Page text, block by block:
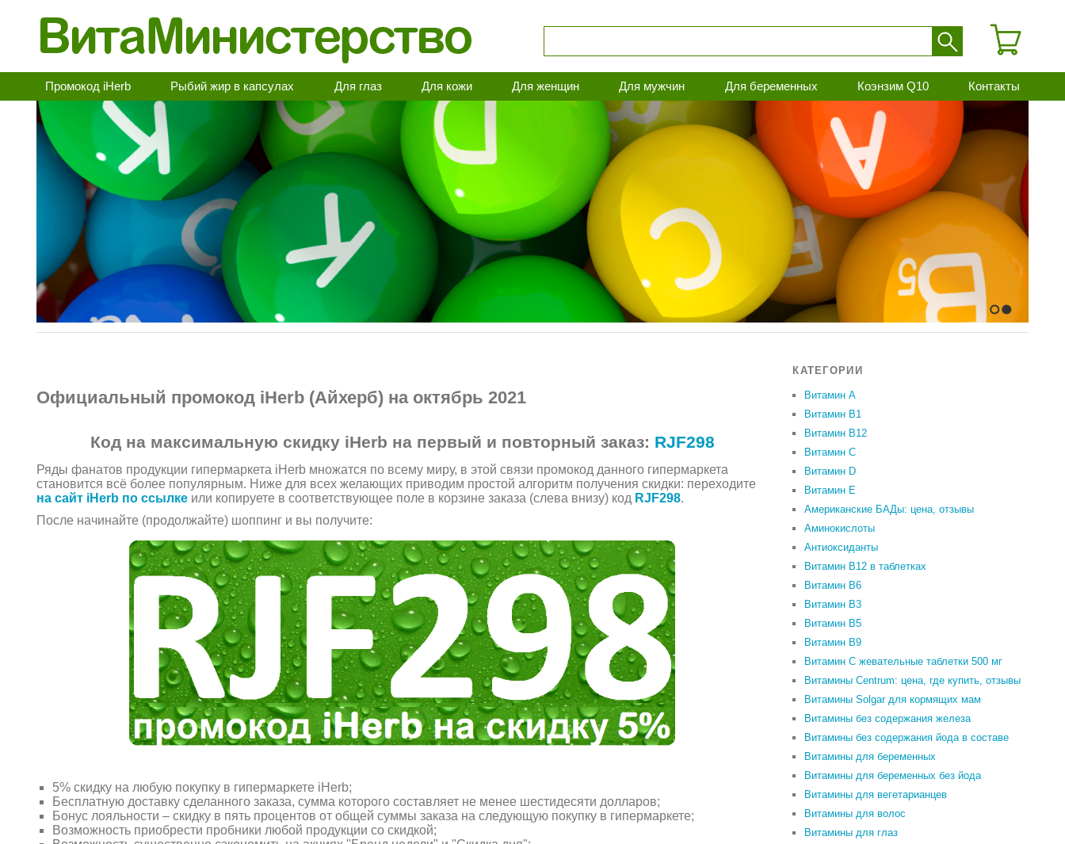
Промокод iHerb Рыбий жир в капсулах Для глаз Для кожи Для женщин Для мужчин Для беременных Коэнзим Q10 Контакты
1 2
Официальный промокод iHerb (Айхерб) на октябрь 2021
Код на максимальную скидку iHerb на первый и повторный заказ: RJF298
Ряды фанатов продукции гипермаркета iHerb множатся по всему миру, в этой связи промокод данного гипермаркета
становится всё более популярным. Ниже для всех желающих приводим простой алгоритм получения скидки: переходите
на сайт iHerb по ссылке или копируете в соответствующее поле в корзине заказа (слева внизу) код RJF298.
После начинайте (продолжайте) шоппинг и вы получите:
5% скидку на любую покупку в гипермаркете iHerb;
Бесплатную доставку сделанного заказа, сумма которого составляет не менее шестидесяти долларов;
Бонус лояльности – скидку в пять процентов от общей суммы заказа на следующую покупку в гипермаркете;
Возможность приобрести пробники любой продукции со скидкой;
КАТЕГОРИИ
Витамин A
Витамин B1
Витамин B12
Витамин C
Витамин D
Витамин Е
Американские БАДы: цена, отзывы
Аминокислоты
Антиоксиданты
Витамин B12 в таблетках
Витамин B6
Витамин В3
Витамин В5
Витамин В9
Витамин С жевательные таблетки 500 мг
Витамины Centrum: цена, где купить, отзывы
Витамины Solgar для кормящих мам
Витамины без содержания железа
Витамины без содержания йода в составе
Витамины для беременных
Витамины для беременных без йода
Витамины для вегетарианцев
Витамины для волос
Витамины для глаз